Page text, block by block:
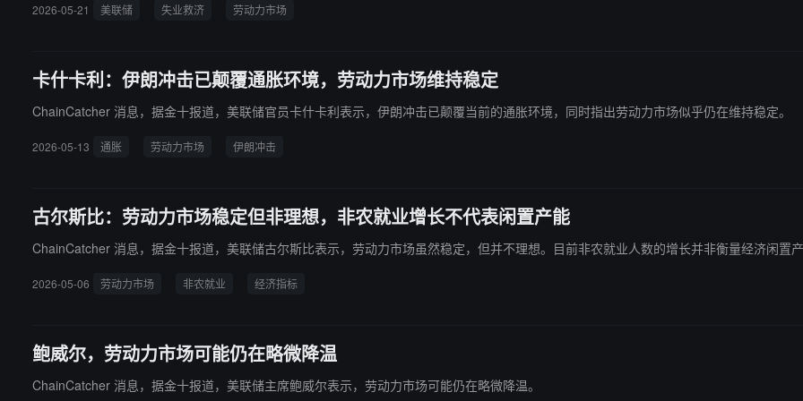
2026-05-21 美联储 失业救济 劳动力市场
卡什卡利：伊朗冲击已颠覆通胀环境，劳动力市场维持稳定
ChainCatcher 消息，据金十报道，美联储官员卡什卡利表示，伊朗冲击已颠覆当前的通胀环境，同时指出劳动力市场似乎仍在维持稳定。
2026-05-13 通胀 劳动力市场 伊朗冲击
古尔斯比：劳动力市场稳定但非理想，非农就业增长不代表闲置产能
ChainCatcher 消息，据金十报道，美联储古尔斯比表示，劳动力市场虽然稳定，但并不理想。目前非农就业人数的增长并非衡量经济闲置产
2026-05-06 劳动力市场 非农就业 经济指标
鲍威尔，劳动力市场可能仍在略微降温
ChainCatcher 消息，据金十报道，美联储主席鲍威尔表示，劳动力市场可能仍在略微降温。